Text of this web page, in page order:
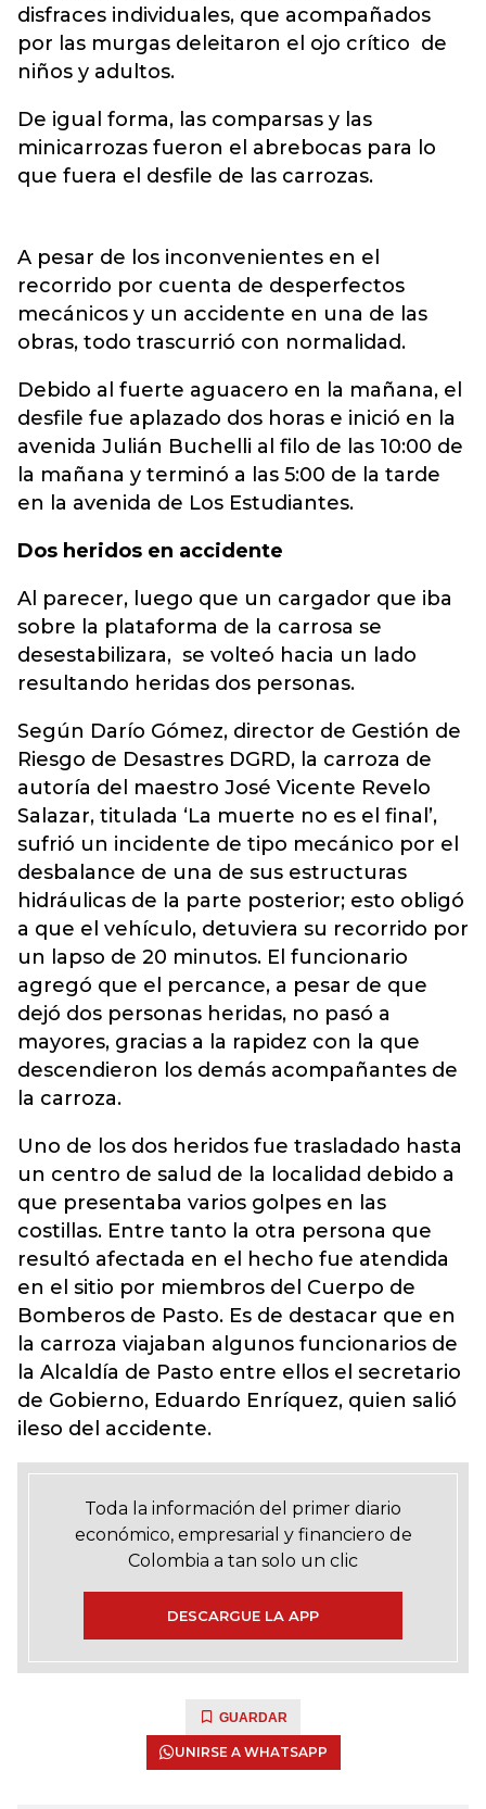
disfraces individuales, que acompañados
por las murgas deleitaron el ojo crítico de
niños y adultos.
De igual forma, las comparsas y las
minicarrozas fueron el abrebocas para lo
que fuera el desfile de las carrozas.
A pesar de los inconvenientes en el
recorrido por cuenta de desperfectos
mecánicos y un accidente en una de las
obras, todo trascurrió con normalidad.
Debido al fuerte aguacero en la mañana, el
desfile fue aplazado dos horas e inició en la
avenida Julián Buchelli al filo de las 10:00 de
la mañana y terminó a las 5:00 de la tarde
en la avenida de Los Estudiantes.
Dos heridos en accidente
Al parecer, luego que un cargador que iba
sobre la plataforma de la carrosa se
desestabilizara, se volteó hacia un lado
resultando heridas dos personas.
Según Darío Gómez, director de Gestión de
Riesgo de Desastres DGRD, la carroza de
autoría del maestro José Vicente Revelo
Salazar, titulada ‘La muerte no es el final’,
sufrió un incidente de tipo mecánico por el
desbalance de una de sus estructuras
hidráulicas de la parte posterior; esto obligó
a que el vehículo, detuviera su recorrido por
un lapso de 20 minutos. El funcionario
agregó que el percance, a pesar de que
dejó dos personas heridas, no pasó a
mayores, gracias a la rapidez con la que
descendieron los demás acompañantes de
la carroza.
Uno de los dos heridos fue trasladado hasta
un centro de salud de la localidad debido a
que presentaba varios golpes en las
costillas. Entre tanto la otra persona que
resultó afectada en el hecho fue atendida
en el sitio por miembros del Cuerpo de
Bomberos de Pasto. Es de destacar que en
la carroza viajaban algunos funcionarios de
la Alcaldía de Pasto entre ellos el secretario
de Gobierno, Eduardo Enríquez, quien salió
ileso del accidente.
Toda la información del primer diario
económico, empresarial y financiero de
Colombia a tan solo un clic
DESCARGUE LA APP
GUARDAR
UNIRSE A WHATSAPP